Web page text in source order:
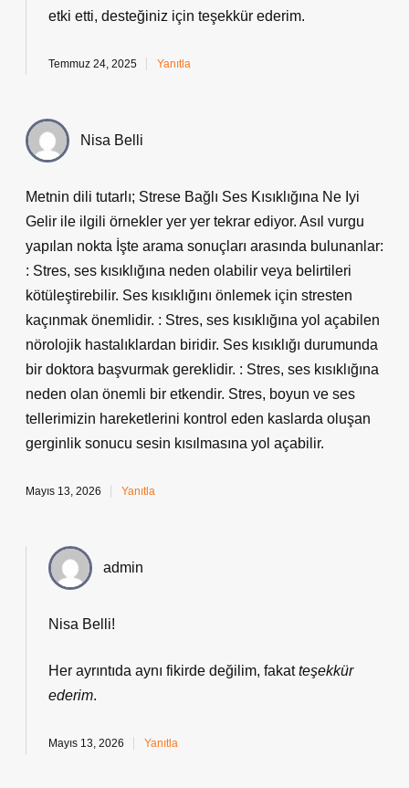
etki etti, desteğiniz için teşekkür ederim.
Temmuz 24, 2025 Yanıtla
Nisa Belli
Metnin dili tutarlı; Strese Bağlı Ses Kısıklığına Ne Iyi
Gelir ile ilgili örnekler yer yer tekrar ediyor. Asıl vurgu
yapılan nokta İşte arama sonuçları arasında bulunanlar:
: Stres, ses kısıklığına neden olabilir veya belirtileri
kötüleştirebilir. Ses kısıklığını önlemek için stresten
kaçınmak önemlidir. : Stres, ses kısıklığına yol açabilen
nörolojik hastalıklardan biridir. Ses kısıklığı durumunda
bir doktora başvurmak gereklidir. : Stres, ses kısıklığına
neden olan önemli bir etkendir. Stres, boyun ve ses
tellerimizin hareketlerini kontrol eden kaslarda oluşan
gerginlik sonucu sesin kısılmasına yol açabilir.
Mayıs 13, 2026 Yanıtla
admin
Nisa Belli!
Her ayrıntıda aynı fikirde değilim, fakatteşekkür
ederim.
Mayıs 13, 2026 Yanıtla